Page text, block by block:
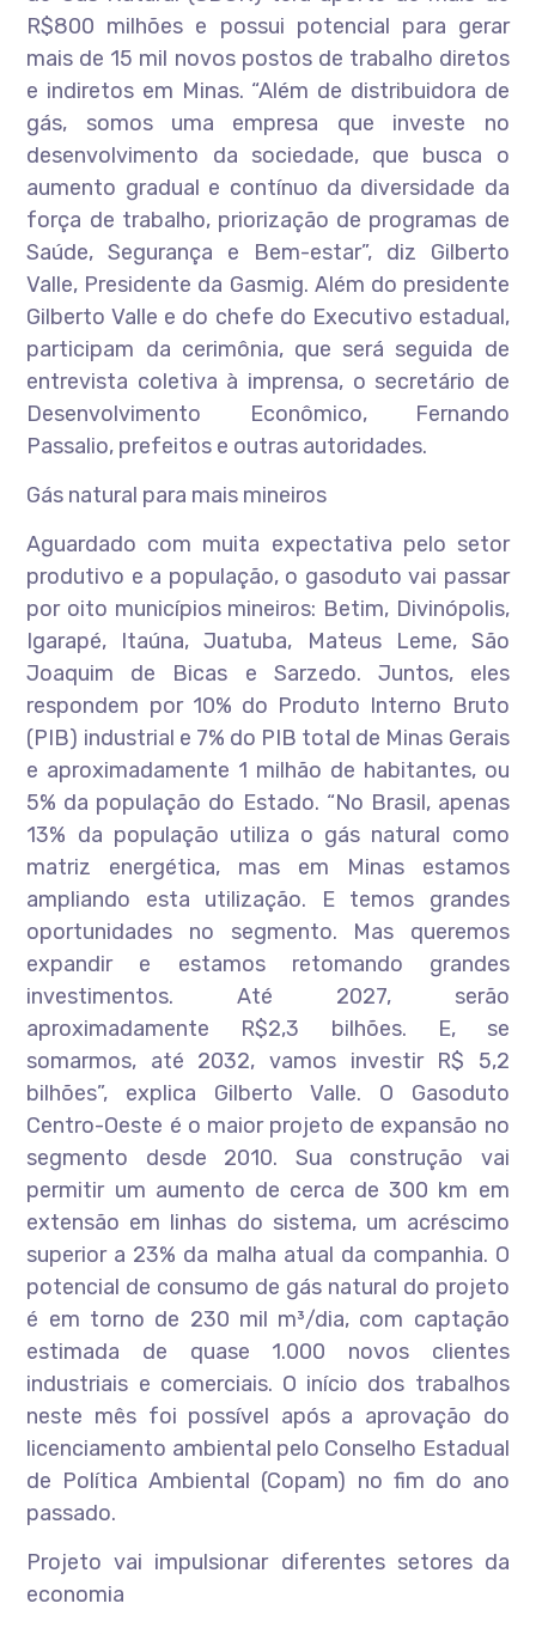
R$800 milhões e possui potencial para gerar
mais de 15 mil novos postos de trabalho diretos
e indiretos em Minas. “Além de distribuidora de
gás, somos uma empresa que investe no
desenvolvimento da sociedade, que busca o
aumento gradual e contínuo da diversidade da
força de trabalho, priorização de programas de
Saúde, Segurança e Bem-estar”, diz Gilberto
Valle, Presidente da Gasmig. Além do presidente
Gilberto Valle e do chefe do Executivo estadual,
participam da cerimônia, que será seguida de
entrevista coletiva à imprensa, o secretário de
Desenvolvimento Econômico, Fernando
Passalio, prefeitos e outras autoridades.
Gás natural para mais mineiros
Aguardado com muita expectativa pelo setor
produtivo e a população, o gasoduto vai passar
por oito municípios mineiros: Betim, Divinópolis,
Igarapé, Itaúna, Juatuba, Mateus Leme, São
Joaquim de Bicas e Sarzedo. Juntos, eles
respondem por 10% do Produto Interno Bruto
(PIB) industrial e 7% do PIB total de Minas Gerais
e aproximadamente 1 milhão de habitantes, ou
5% da população do Estado. “No Brasil, apenas
13% da população utiliza o gás natural como
matriz energética, mas em Minas estamos
ampliando esta utilização. E temos grandes
oportunidades no segmento. Mas queremos
expandir e estamos retomando grandes
investimentos. Até 2027, serão
aproximadamente R$2,3 bilhões. E, se
somarmos, até 2032, vamos investir R$ 5,2
bilhões”, explica Gilberto Valle. O Gasoduto
Centro-Oeste é o maior projeto de expansão no
segmento desde 2010. Sua construção vai
permitir um aumento de cerca de 300 km em
extensão em linhas do sistema, um acréscimo
superior a 23% da malha atual da companhia. O
potencial de consumo de gás natural do projeto
é em torno de 230 mil m³/dia, com captação
estimada de quase 1.000 novos clientes
industriais e comerciais. O início dos trabalhos
neste mês foi possível após a aprovação do
licenciamento ambiental pelo Conselho Estadual
de Política Ambiental (Copam) no fim do ano
passado.
Projeto vai impulsionar diferentes setores da
economia